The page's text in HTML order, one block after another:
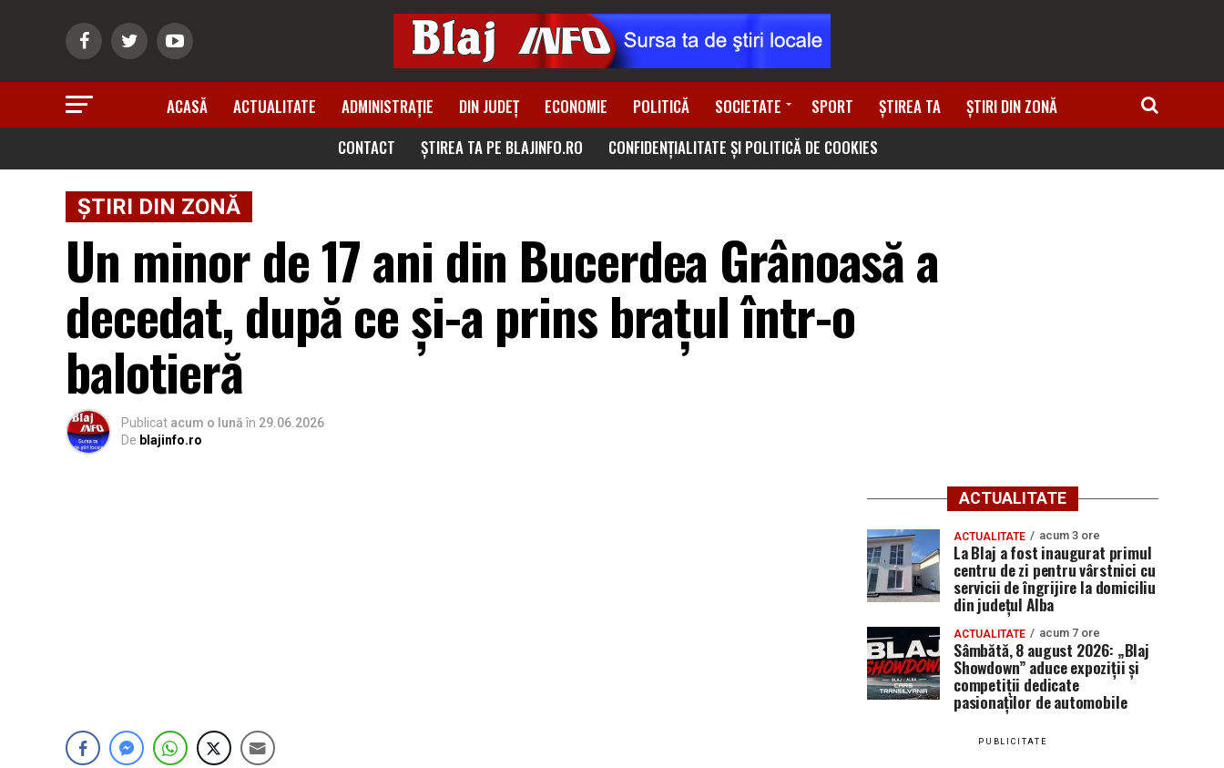
ACASĂ ACTUALITATE ADMINISTRAȚIE DIN JUDEȚ ECONOMIE POLITICĂ SOCIETATE SPORT ȘTIREA TA
ȘTIRI DIN ZONĂ
CONTACT
ȘTIREA TA PE BLAJINFO.RO CONFIDENȚIALITATE ȘI POLITICĂ DE COOKIES
ȘTIRI DIN ZONĂ
Un minor de 17 ani din Bucerdea Grânoasă a
decedat, după ce și-a prins brațul într-o
balotieră
Publicat acum o lună în 29.06.2026
De blajinfo.ro
ACTUALITATE
ACTUALITATE acum 3 ore
La Blaj a fost inaugurat primul
centru de zi pentru vârstnici cu
servicii de îngrijire la domiciliu
din județul Alba
ACTUALITATE acum 7 ore
Sâmbătă, 8 august 2026: „Blaj
Showdown” aduce expoziții și
competiții dedicate
pasionaților de automobile
PUBLICITATE